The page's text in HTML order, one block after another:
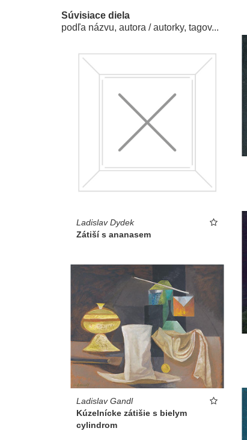
Súvisiace diela
podľa názvu, autora / autorky, tagov...
Ladislav Dydek
Zátiší s ananasem
Ladislav Gandl
Kúzelnícke zátišie s bielym
cylindrom